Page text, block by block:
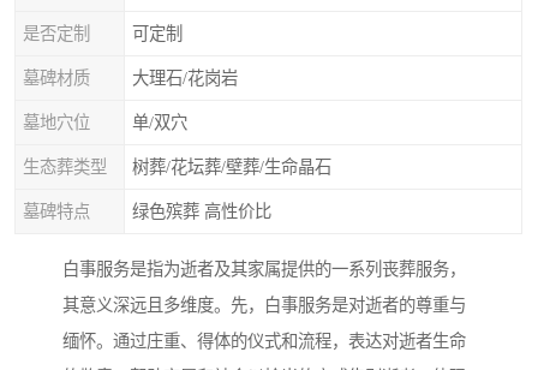
是否定制 可定制
墓碑材质 大理石/花岗岩
墓地穴位 单/双穴
生态葬类型 树葬/花坛葬/壁葬/生命晶石
墓碑特点 绿色殡葬 高性价比
白事服务是指为逝者及其家属提供的一系列丧葬服务，
其意义深远且多维度。先，白事服务是对逝者的尊重与
缅怀。通过庄重、得体的仪式和流程，表达对逝者生命